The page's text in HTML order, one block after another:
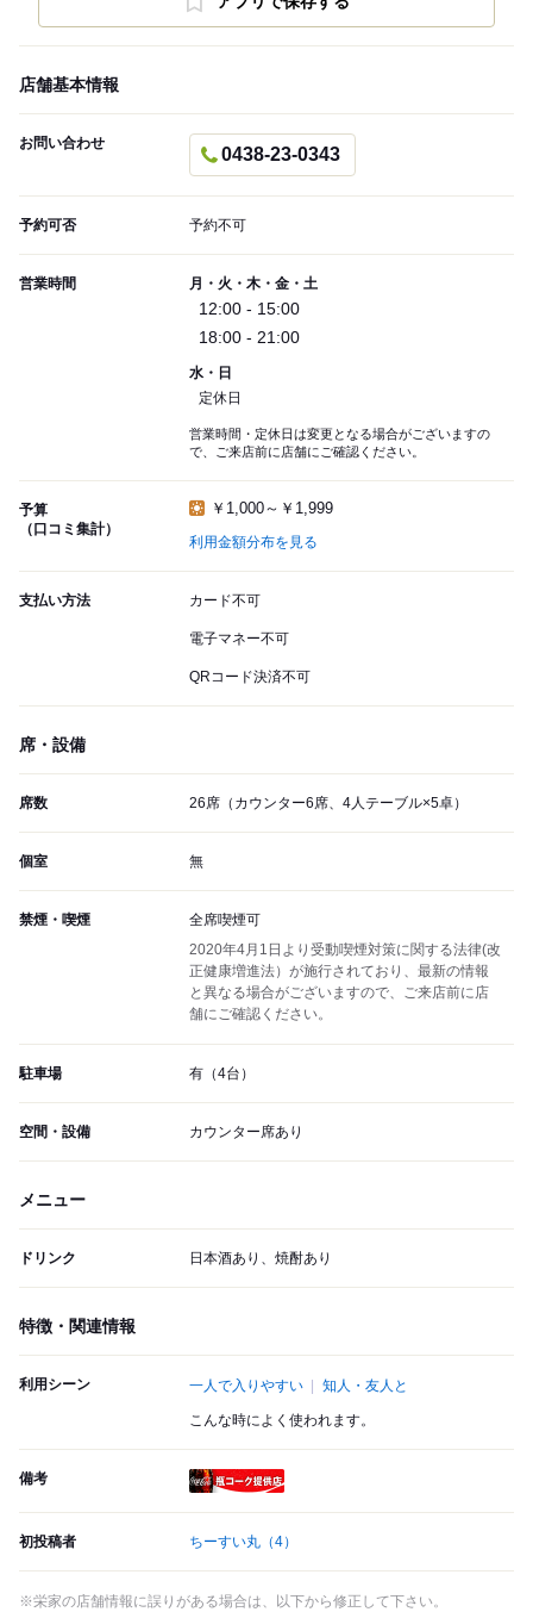
店舗基本情報
お問い合わせ
0438-23-0343
予約可否 予約不可
営業時間 月・火・木・金・土
12:00 - 15:00
18:00 - 21:00
水・日
定休日
営業時間・定休日は変更となる場合がございますの
で、ご来店前に店舗にご確認ください。
予算
（口コミ集計）
￥1,000～￥1,999
利用金額分布を見る
支払い方法 カード不可
電子マネー不可
QRコード決済不可
席・設備
席数 26席（カウンター6席、4人テーブル×5卓）
個室 無
禁煙・喫煙
全席喫煙可
2020年4月1日より受動喫煙対策に関する法律(改
正健康増進法）が施行されており、最新の情報
と異なる場合がございますので、ご来店前に店
舗にご確認ください。
駐車場 有（4台）
空間・設備 カウンター席あり
メニュー
ドリンク 日本酒あり、焼酎あり
特徴・関連情報
利用シーン 一人で入りやすい 知人・友人と
こんな時によく使われます。
備考
初投稿者 ちーすい丸 （4）
※栄家の店舗情報に誤りがある場合は、以下から修正して下さい。